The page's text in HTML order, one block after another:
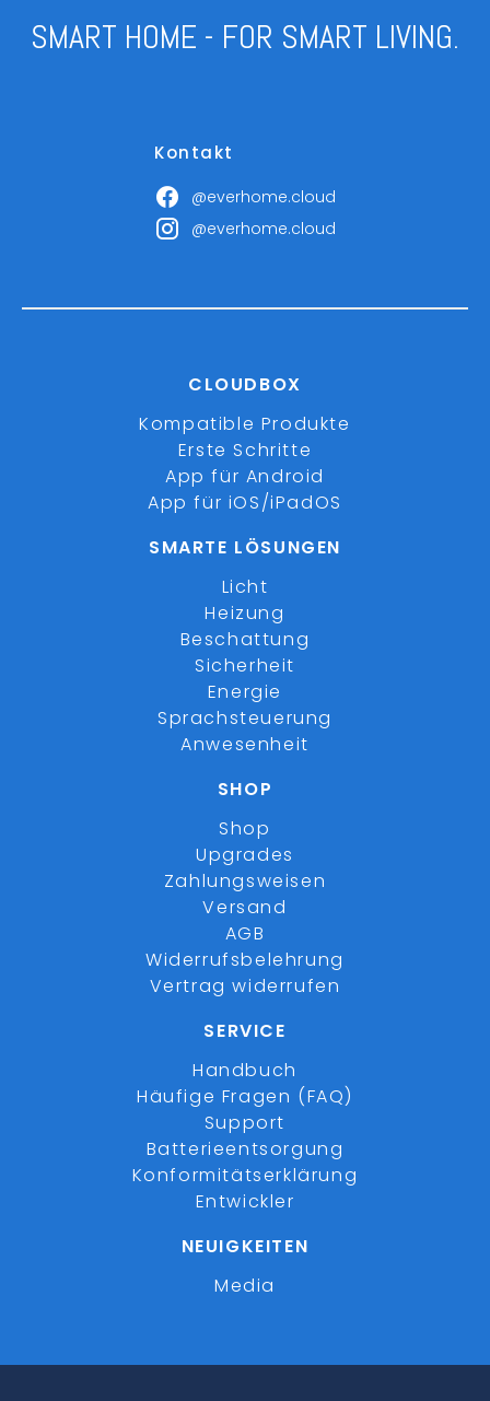
SMART HOME - FOR SMART LIVING.
Kontakt
@everhome.cloud
@everhome.cloud
CLOUDBOX
Kompatible Produkte
Erste Schritte
App für Android
App für iOS/iPadOS
SMARTE LÖSUNGEN
Licht
Heizung
Beschattung
Sicherheit
Energie
Sprachsteuerung
Anwesenheit
SHOP
Shop
Upgrades
Zahlungsweisen
Versand
AGB
Widerrufsbelehrung
Vertrag widerrufen
SERVICE
Handbuch
Häufige Fragen (FAQ)
Support
Batterieentsorgung
Konformitätserklärung
Entwickler
NEUIGKEITEN
Media